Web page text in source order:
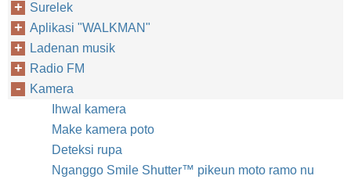
Surelek
Aplikasi "WALKMAN"
Ladenan musik
Radio FM
Kamera
Ihwal kamera
Make kamera poto
Deteksi rupa
Nganggo Smile Shutter™‎ pikeun moto ramo nu